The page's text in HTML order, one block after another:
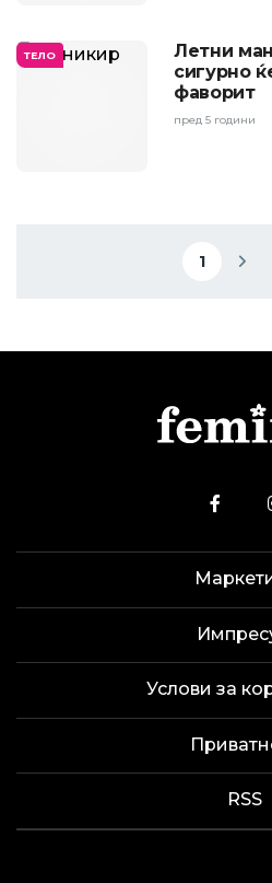
ТЕЛО
Летни
сигурно
фаворит
пред 5 години
Current
1
Услови за
RSS